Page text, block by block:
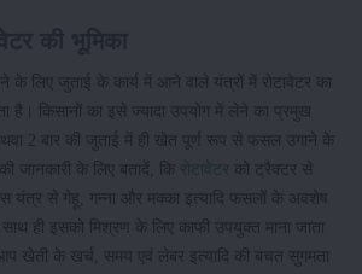
के लिए जुताई के कार्य में आने वाले यंत्रों में रोटावेटर का
है। किसानों का इसे ज्यादा उपयोग में लेने का प्रमुख
2 बार की जुताई में ही खेत पूर्ण रूप से फसल उगाने के
जानकारी के लिए बतादें, कि
रोटावेटर को ट्रैक्टर से
यंत्र से गेहू, गन्ना और मक्का इत्यादि फसलों के अवशेष
ही इसको मिश्रण के लिए काफी उपयुक्त माना जाता
खेती के खर्च, समय एवं लेबर इत्यादि की बचत सुगमता